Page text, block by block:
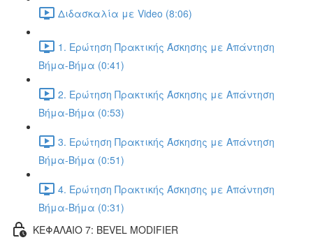
Διδασκαλία με Video (8:06)
1. Ερώτηση Πρακτικής Άσκησης με Απάντηση
Βήμα-Βήμα (0:41)
2. Ερώτηση Πρακτικής Άσκησης με Απάντηση
Βήμα-Βήμα (0:53)
3. Ερώτηση Πρακτικής Άσκησης με Απάντηση
Βήμα-Βήμα (0:51)
4. Ερώτηση Πρακτικής Άσκησης με Απάντηση
Βήμα-Βήμα (0:31)
ΚΕΦΑΛΑΙΟ 7: BEVEL MODIFIER